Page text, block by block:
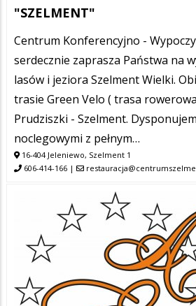
"SZELMENT"
Centrum Konferencyjno -
serdecznie zaprasza Państwa na
lasów i jeziora Szelment Wielki.
trasie Green Velo ( trasa
Prudziszki - Szelment.
noclegowymi z pełnym…
16-404 Jeleniewo, Szelment 1
606-414-166 |